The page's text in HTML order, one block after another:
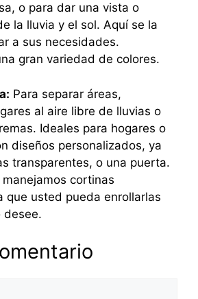
o para dar una vista o
la lluvia y el sol. Aquí se la
a sus necesidades.
gran variedad de colores.
Para separar áreas,
al aire libre de lluvias o
Ideales para hogares o
diseños personalizados, ya
transparentes, o una puerta.
cortinas
que usted pueda enrollarlas
desee.